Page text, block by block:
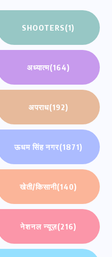
SHOOTERS(1)
अध्यात्म(164)
अपराध(192)
ऊधम सिंह नगर(1871)
खेती/किसानी(140)
नेशनल न्यूज़(216)